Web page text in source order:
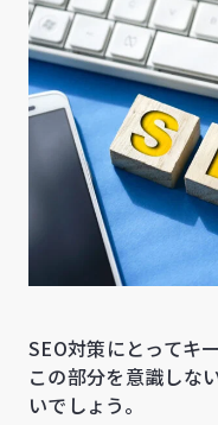
SEO対策にとってキ
この部分を意識しな
いでしょう。